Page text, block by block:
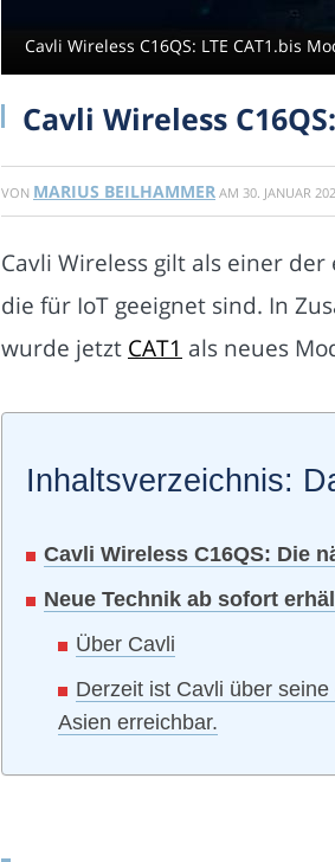
Cavli Wireless C16QS: LTE CAT1.bis
Cavli Wireless
VON MARIUS BEILHAMMER AM 30. JANUAR
Cavli Wireless gilt als einer
die für IoT geeignet sind. In
wurde jetzt CAT1 als neues
Inhaltsverzeichnis:
Cavli Wireless C16QS: Die
Neue Technik ab sofort
Über Cavli
Derzeit ist Cavli über
Asien erreichbar.